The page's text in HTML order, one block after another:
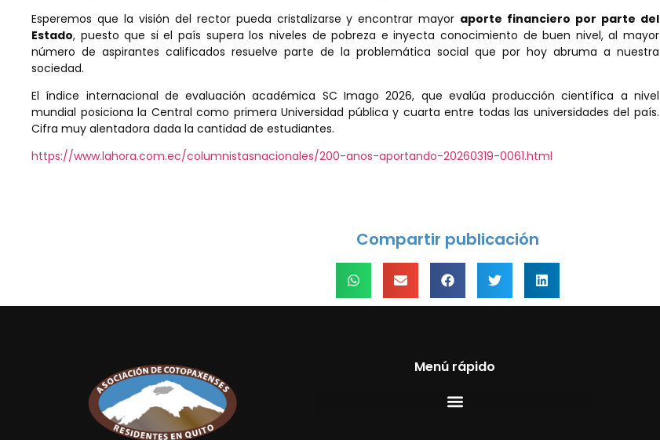
Esperemos que la visión del rector pueda cristalizarse y encontrar mayor aporte financiero por parte del
Estado, puesto que si el país supera los niveles de pobreza e inyecta conocimiento de buen nivel, al mayor
número de aspirantes calificados resuelve parte de la problemática social que por hoy abruma a nuestra
sociedad.
El índice internacional de evaluación académica SC Imago 2026, que evalúa producción científica a nivel
mundial posiciona la Central como primera Universidad pública y cuarta entre todas las universidades del país.
Cifra muy alentadora dada la cantidad de estudiantes.
https://www.lahora.com.ec/columnistasnacionales/200-anos-aportando-20260319-0061.html
Compartir publicación
Menú rápido